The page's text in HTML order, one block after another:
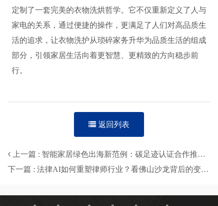
定制了一套完美的衣物洗烘哲学。它不仅重新定义了人与
家电的关系，通过便捷的操作，更满足了人们对高品质生
活的追求，让衣物洗护从琐碎家务升华为品质生活的组成
部分，引领家居生活向着更智慧、更精致的方向稳步前
行。
返回列表
上一篇 : 智能家居绿色出海新范例：碳足迹认证合作推进-智穹界来普科技
下一篇 : 法律AI如何重塑律师行业？看佛山沙龙背后的变革力量-智穹界来普科技